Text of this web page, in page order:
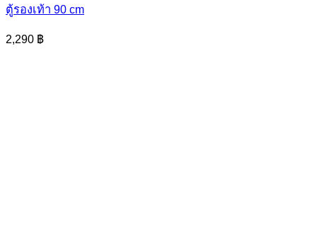
has
multiple
variants.
The
ตู้รองเท้า 90 cm
2,290 ฿